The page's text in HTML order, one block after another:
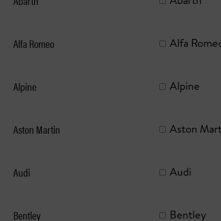
Alfa Romeo Alfa
Alpine Alpine
Aston Martin Aston
Audi Audi
Bentley Bentley